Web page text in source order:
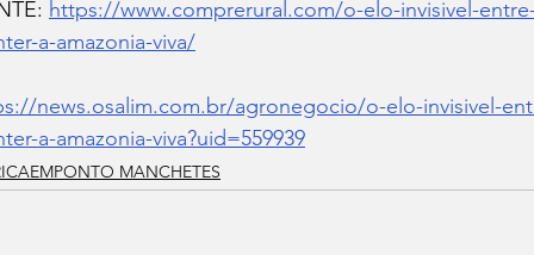
https://www.comprerural.com/o-elo-invisivel-
a-amazonia-viva/
news.osalim.com.br/agronegocio/o-elo-invisivel-
a-amazonia-viva?uid=559939
MANCHETES